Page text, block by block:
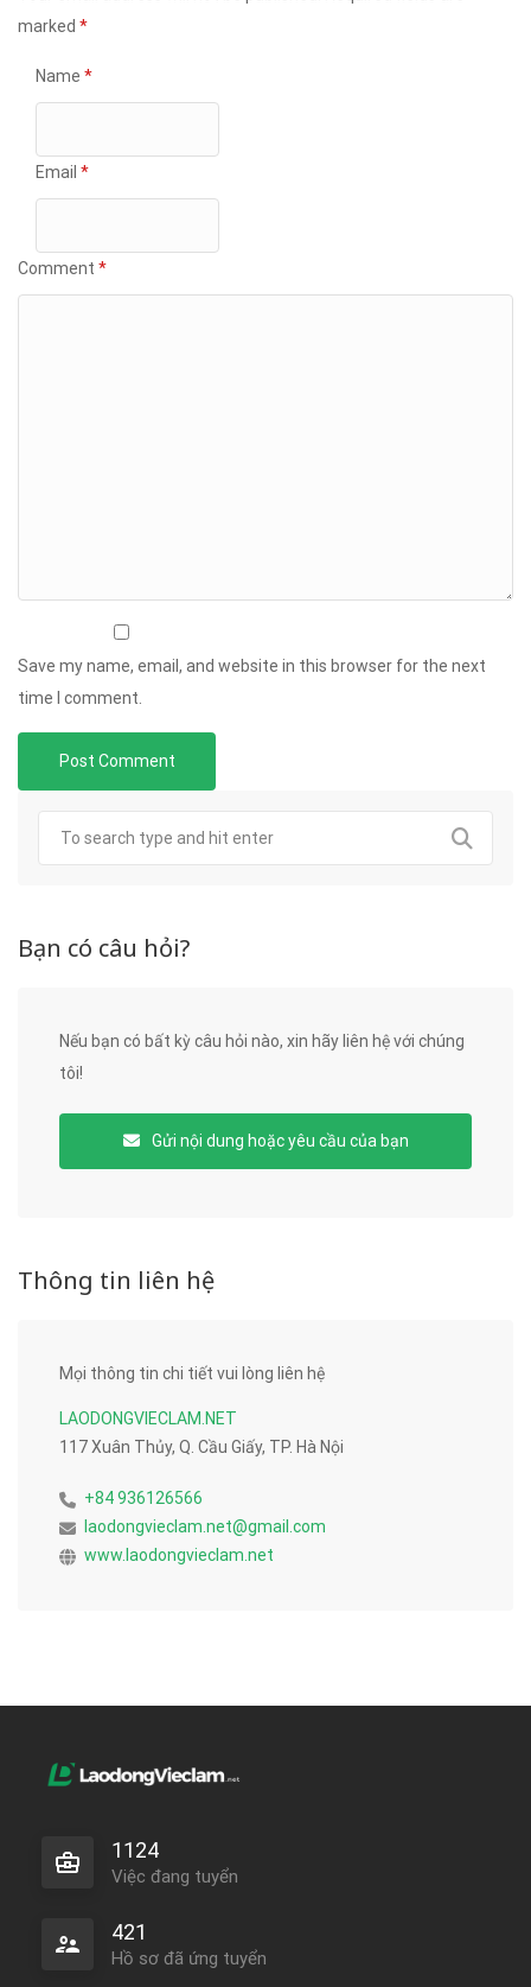
marked *
Name *
Email *
Comment *
Save my name, email, and website in this browser for the next
time I comment.
Bạn có câu hỏi?
Nếu bạn có bất kỳ câu hỏi nào, xin hãy liên hệ với chúng
tôi!
Gửi nội dung hoặc yêu cầu của bạn
Thông tin liên hệ
Mọi thông tin chi tiết vui lòng liên hệ
LAODONGVIECLAM.NET
117 Xuân Thủy, Q. Cầu Giấy, TP. Hà Nội
+84 936126566
laodongvieclam.net@gmail.com
www.laodongvieclam.net
1124
Việc đang tuyển
421
Hồ sơ đã ứng tuyển